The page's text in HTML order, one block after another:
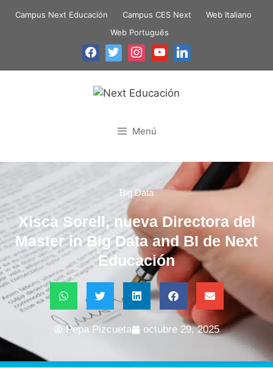
Campus Next Educación Campus CES Next
Web Italiano
Web Português
Menú
Big Data
Xisca Sorell, nueva Directora del
Master in Big Data and BI de Next
Educación
Pepa Pizcueta octubre 29, 2025